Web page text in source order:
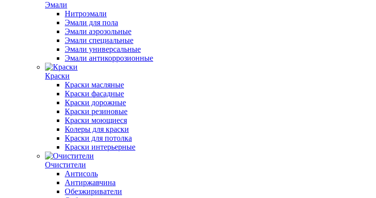
Эмали
Нитроэмали
Эмали для пола
Эмали аэрозольные
Эмали специальные
Эмали универсальные
Эмали антикоррозионные
Краски
Краски масляные
Краски фасадные
Краски дорожные
Краски резиновые
Краски моющиеся
Колеры для краски
Краски для потолка
Краски интерьерные
Очистители
Антисоль
Антиржавчина
Обезжириватели